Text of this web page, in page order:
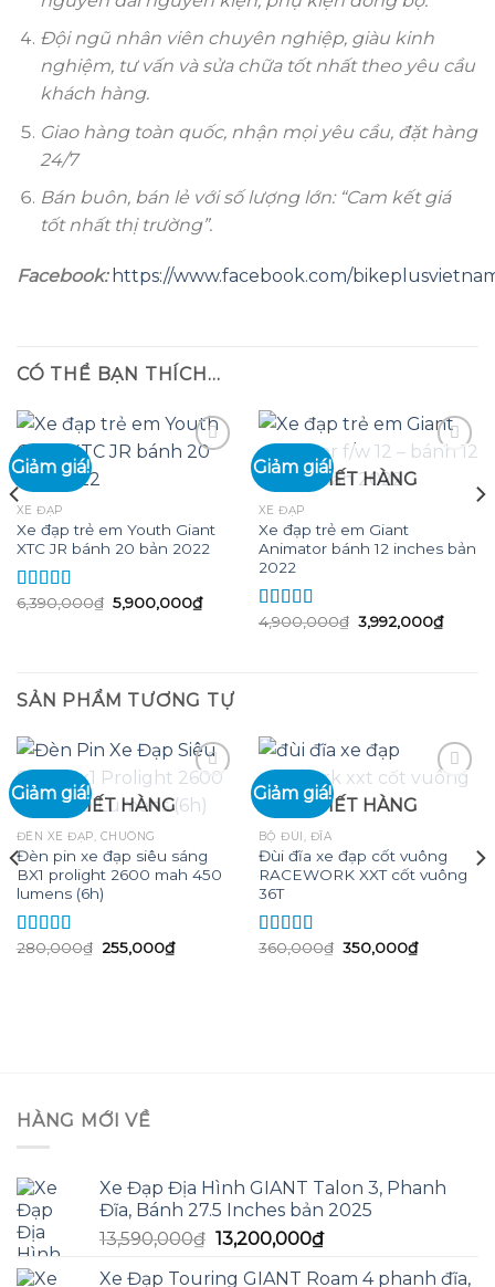
Đội ngũ nhân viên chuyên nghiệp, giàu kinh
nghiệm, tư vấn và sửa chữa tốt nhất theo yêu cầu
khách hàng.
Giao hàng toàn quốc, nhận mọi yêu cầu, đặt hàng
24/7
Bán buôn, bán lẻ với số lượng lớn: “Cam kết giá
tốt nhất thị trường”.
Facebook: https://www.facebook.com/
CÓ THỂ BẠN THÍCH…
Giảm giá!
XE ĐẠP
Xe đạp trẻ em Youth Giant
XTC JR bánh 20 bản 2022
Được xếp
6,390,000₫ Giá
gốc
5,900,000₫Giá
hiện
Giảm giá!
HẾT HÀNG
XE ĐẠP
Xe đạp trẻ em Giant
Animator bánh 12 inches bản
2022
Được xếp
4,900,000₫ Giá
gốc
3,992,000₫Giá
hiện
SẢN PHẨM TƯƠNG TỰ
Giảm giá!
HẾT HÀNG
ĐÈN XE ĐẠP, CHUÔNG
Đèn pin xe đạp siêu sáng
BX1 prolight 2600 mah 450
lumens (6h)
Được xếp
280,000₫ Giá
255,000₫Giá
hiện
Giảm giá!
HẾT HÀNG
BỘ ĐÙI, ĐĨA
Đùi đĩa xe đạp cốt vuông
RACEWORK XXT cốt vuông
36T
Được xếp
360,000₫ Giá
350,000₫Giá
hiện
HÀNG MỚI VỀ
Xe Đạp Địa Hình GIANT Talon 3, Phanh
Đĩa, Bánh 27.5 Inches bản 2025
13,590,000₫ Giá
13,200,000₫Giá
Xe Đạp Touring GIANT Roam 4 phanh đĩa,